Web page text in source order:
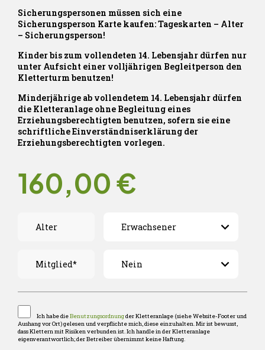
Sicherungspersonen müssen sich eine
Sicherungsperson Karte kaufen: Tageskarten – Alter
– Sicherungsperson!
Kinder bis zum vollendeten 14. Lebensjahr dürfen nur
unter Aufsicht einer volljährigen Begleitperson den
Kletterturm benutzen!
Minderjährige ab vollendetem 14. Lebensjahr dürfen
die Kletteranlage ohne Begleitung eines
Erziehungsberechtigten benutzen, sofern sie eine
schriftliche Einverständniserklärung der
Erziehungsberechtigten vorlegen.
160,00€
Alter
Mitglied*
Ich habe dieBenutzungsordnungder Kletteranlage (siehe Website-Footer und
Aushang vor Ort) gelesen und verpflichte mich, diese einzuhalten. Mir ist bewusst,
dass Klettern mit Risiken verbunden ist. Ich handle in der Kletteranlage
eigenverantwortlich; der Betreiber übernimmt keine Haftung.